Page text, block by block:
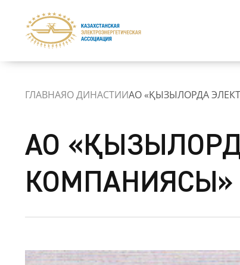
ГЛАВНАЯО ДИНАСТИИАО «ҚЫЗЫЛОРДА
АО
КОМПАНИЯСЫ»